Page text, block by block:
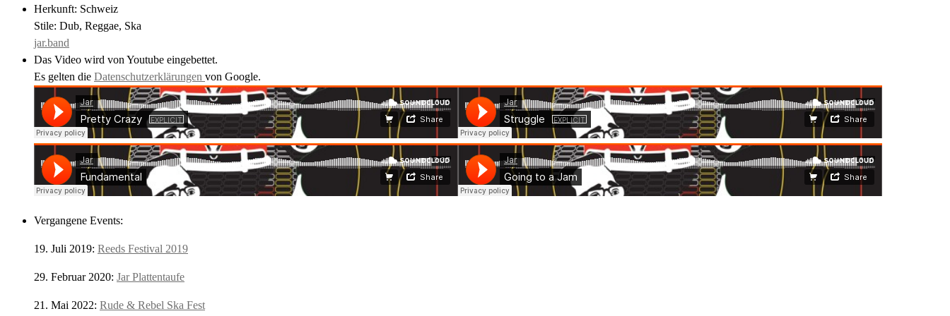
Herkunft: Schweiz
Stile: Dub, Reggae, Ska
jar.band
Das Video wird von Youtube eingebettet.
Es gelten die Datenschutzerklärungen von Google.
Vergangene Events:
19. Juli 2019: Reeds Festival 2019
29. Februar 2020: Jar Plattentaufe
21. Mai 2022: Rude & Rebel Ska Fest